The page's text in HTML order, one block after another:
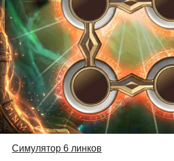
Симулятор 6 линков